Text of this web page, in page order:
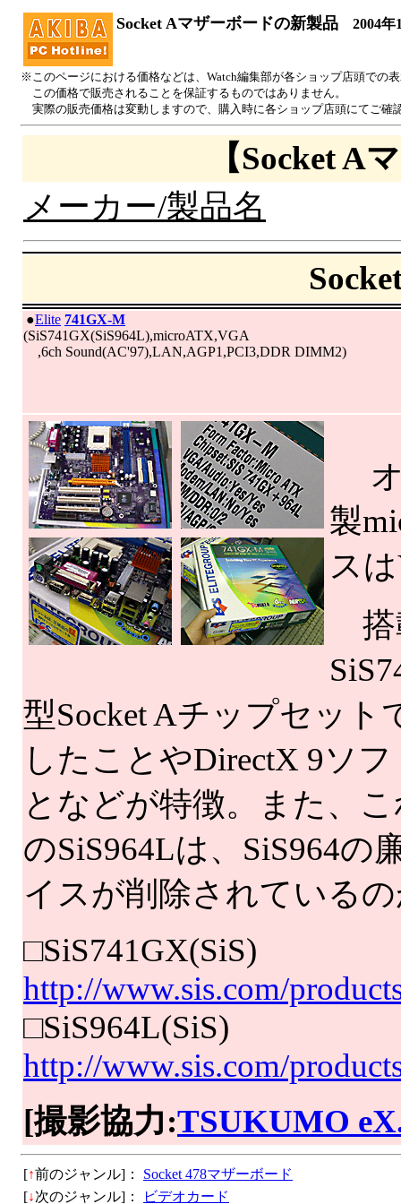
Socket Aマザーボードの新製品 2004年
※このページにおける価格などは、Watch編集部が各ショップ店頭での
この価格で販売されることを保証するものではありません。
実際の販売価格は変動しますので、購入時に各ショップ店頭にてご確
【Socket A
メーカー/製品名
●Elite 741GX-M
(SiS741GX(SiS964L),microATX,VGA
,6ch Sound(AC'97),LAN,AGP1,PCI3,DDR DIMM2)
オ
製
ス
搭
型Socket Aチップセット
したことやDirectX 9ソ
となどが特徴。また、
のSiS964Lは、SiS964の
イスが削除されている
□SiS741GX(SiS)
http://www.sis.com/
□SiS964L(SiS)
http://www.sis.com/
[撮影協力:TSUKUMO
[↑前のジャンル]：
Socket 478マザーボード
[↓次のジャンル]： ビデオカード